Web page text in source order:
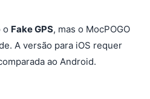
o Fake GPS, mas o MocPOGO
A versão para iOS requer
ao Android.